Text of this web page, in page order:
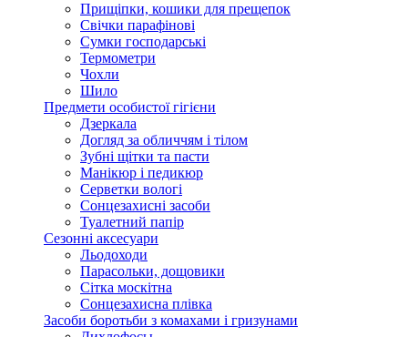
Прищіпки, кошики для прещепок
Свічки парафінові
Сумки господарські
Термометри
Чохли
Шило
Предмети особистої гігієни
Дзеркала
Догляд за обличчям і тілом
Зубні щітки та пасти
Манікюр і педикюр
Серветки вологі
Сонцезахисні засоби
Туалетний папір
Сезонні аксесуари
Льодоходи
Парасольки, дощовики
Сітка москітна
Сонцезахисна плівка
Засоби боротьби з комахами і гризунами